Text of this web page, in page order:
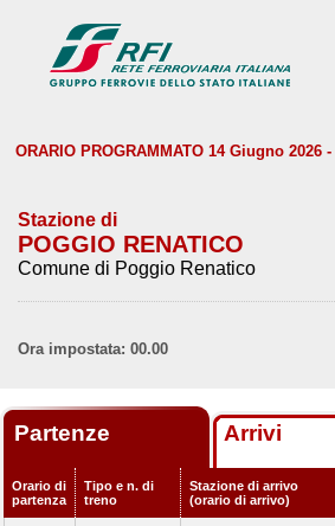
ORARIO PROGRAMMATO 14 Giugno 2026
Stazione di
POGGIO RENATICO
Comune di Poggio Renatico
Ora impostata: 00.00
Partenze Arrivi
Orario di
partenza
Tipo e n. di
treno
Stazione di arrivo
(orario di arrivo)